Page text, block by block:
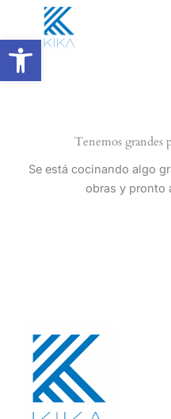
Abrir barra de herramientas
contenido
Tenemos grandes
Se está cocinando algo
obras y pronto